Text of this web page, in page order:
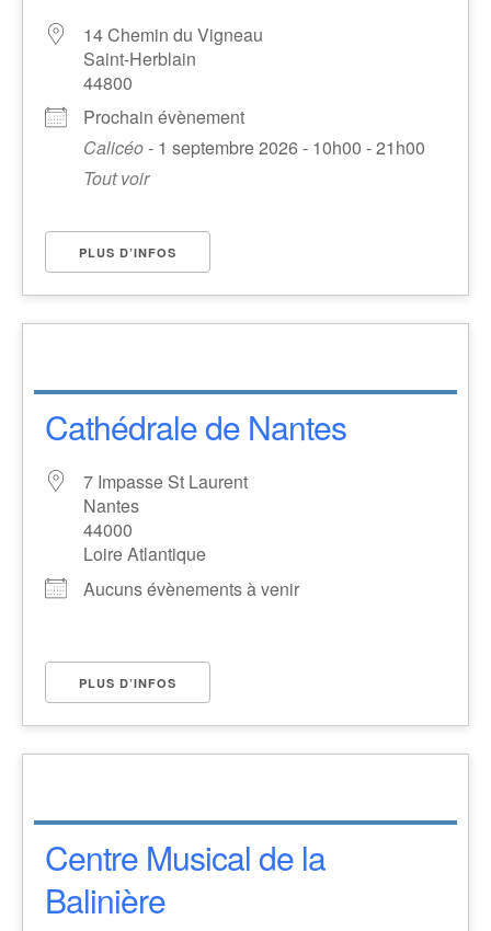
14 Chemin du Vigneau
Saint-Herblain
44800
Prochain évènement
Calicéo- 1 septembre 2026 - 10h00 - 21h00
Tout voir
PLUS D’INFOS
Cathédrale de Nantes
7 Impasse St Laurent
Nantes
44000
Loire Atlantique
Aucuns évènements à venir
PLUS D’INFOS
Centre Musical de la
Balinière